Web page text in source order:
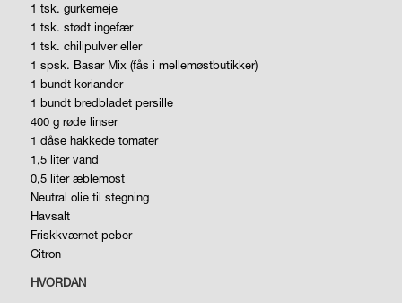
1 tsk. gurkemeje
1 tsk. stødt ingefær
1 tsk. chilipulver eller
1 spsk. Basar Mix (fås i mellemøstbutikker)
1 bundt koriander
1 bundt bredbladet persille
400 g røde linser
1 dåse hakkede tomater
1,5 liter vand
0,5 liter æblemost
Neutral olie til stegning
Havsalt
Friskkværnet peber
Citron
HVORDAN